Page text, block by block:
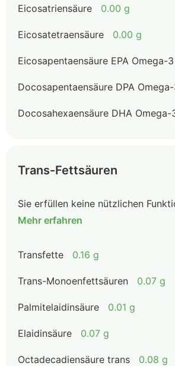
Eicosatriensäure 0.00 g
Eicosatetraensäure 0.00 g
Eicosapentaensäure EPA Omega-3
Docosapentaensäure DPA
Docosahexaensäure DHA Omega-
Trans-Fettsäuren
Sie erfüllen keine nützlichen
Mehr erfahren
Transfette 0.16 g
Trans-Monoenfettsäuren 0.07 g
Palmitelaidinsäure 0.01 g
Elaidinsäure 0.07 g
Octadecadiensäure trans 0.08 g